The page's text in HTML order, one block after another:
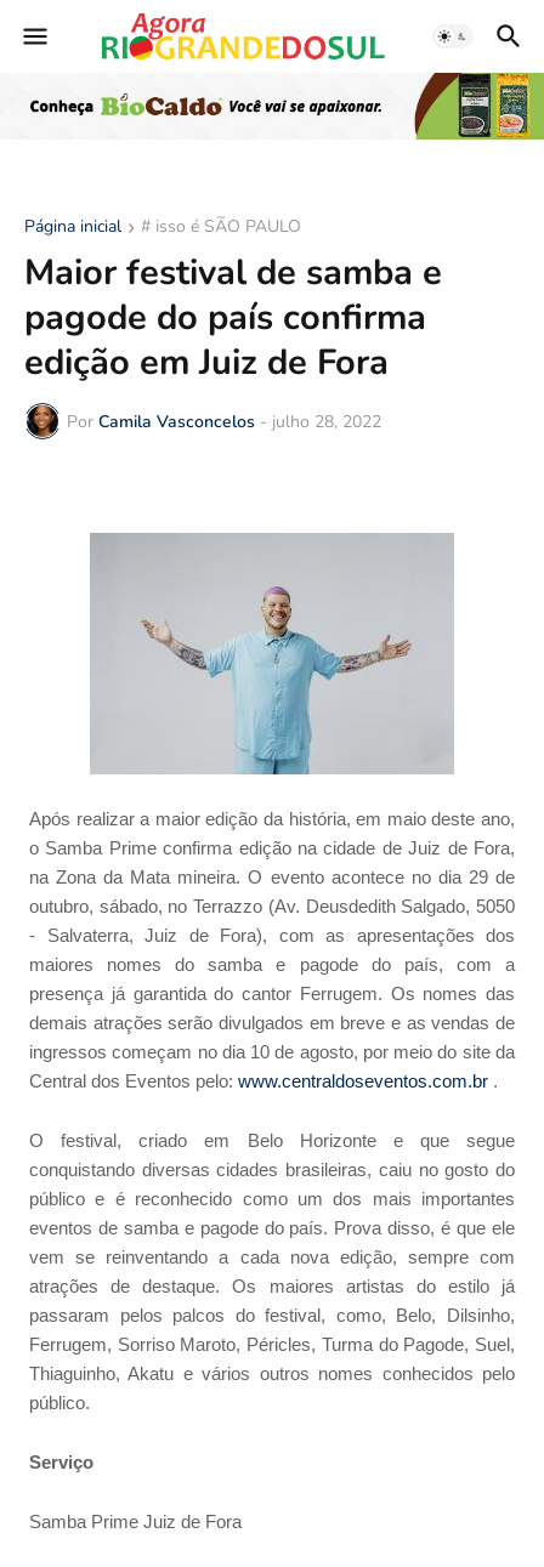
Página inicial # isso é SÃO PAULO
Maior festival de samba e
pagode do país confirma
edição em Juiz de Fora
Por Camila Vasconcelos - julho 28, 2022
Após realizar a maior edição da história, em maio deste ano,
o Samba Prime confirma edição na cidade de Juiz de Fora,
na Zona da Mata mineira. O evento acontece no dia 29 de
outubro, sábado, no Terrazzo (Av. Deusdedith Salgado, 5050
- Salvaterra, Juiz de Fora), com as apresentações dos
maiores nomes do samba e pagode do país, com a
presença já garantida do cantor Ferrugem. Os nomes das
demais atrações serão divulgados em breve e as vendas de
ingressos começam no dia 10 de agosto, por meio do site da
Central dos Eventos pelo: www.centraldoseventos.com.br .
O festival, criado em Belo Horizonte e que segue
conquistando diversas cidades brasileiras, caiu no gosto do
público e é reconhecido como um dos mais importantes
eventos de samba e pagode do país. Prova disso, é que ele
vem se reinventando a cada nova edição, sempre com
atrações de destaque. Os maiores artistas do estilo já
passaram pelos palcos do festival, como, Belo, Dilsinho,
Ferrugem, Sorriso Maroto, Péricles, Turma do Pagode, Suel,
Thiaguinho, Akatu e vários outros nomes conhecidos pelo
público.
Serviço
Samba Prime Juiz de Fora